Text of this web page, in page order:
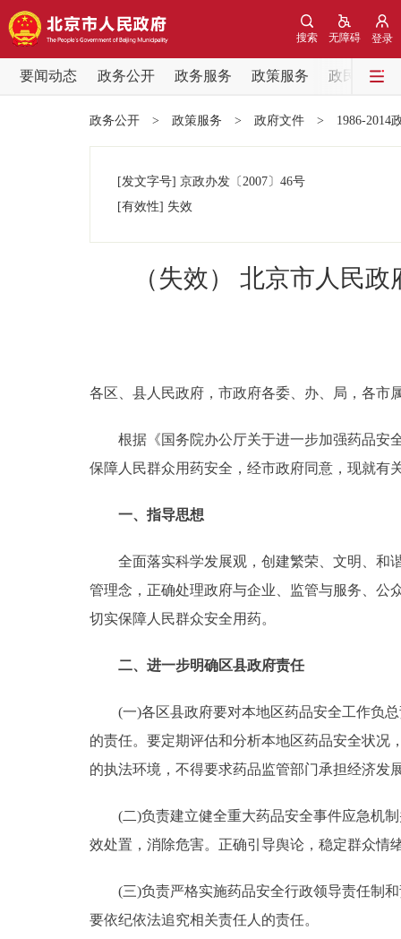
登录
无障碍
搜索
要闻动态 政务公开 政务服务 政策服务
政民互动
党中央精神
政策兑现
决策公开
便民服务
12345网上接诉即办
走进北京
北京概况
政务公开 > 政策服务 > 政府文件 > 1986-2014
[发文字号] 京政办发 〔2007〕 46号
[有效性] 失效
（失效） 北京市人民
各区、县人民政府，市政府各委、办、局，各
根据《国务院办公厅关于进一步加强药品安全
保障人民群众用药安全，经市政府同意，现就有
一、指导思想
全面落实科学发展观，创建繁荣、文明、和谐
管理念，正确处理政府与企业、监管与服务、公
切实保障人民群众安全用药。
二、进一步明确区县政府责任
(一)各区县政府要对本地区药品安全工作负总
的责任。要定期评估和分析本地区药品安全状况
的执法环境，不得要求药品监管部门承担经济发
(二)负责建立健全重大药品安全事件应急机制
效处置，消除危害。正确引导舆论，稳定群众情
(三)负责严格实施药品安全行政领导责任制和
要依纪依法追究相关责任人的责任。